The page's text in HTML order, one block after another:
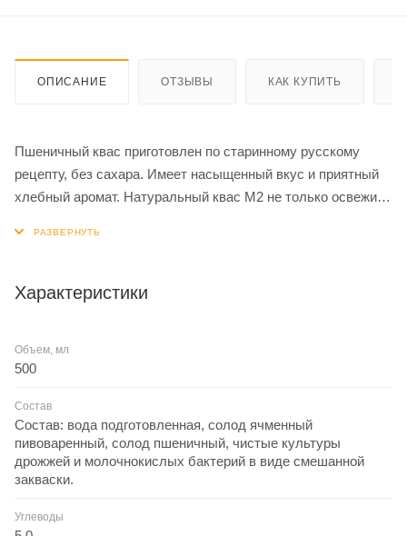
ОПИСАНИЕ ОТЗЫВЫ КАК КУПИТЬ
Пшеничный квас приготовлен по старинному русскому
рецепту, без сахара. Имеет насыщенный вкус и приятный
хлебный аромат. Натуральный квас М2 не только освежит
Регулярное употребление полезного кваса улучшает
нормализует пищеварение и даже помогает улучшить
зрение.
Пшеничный квас ранее был очень популярен, однако со
временем был вытеснен ржаным и в наше время почти не
производится. В М2 решили возродить интерес к этому
Характеристики
Объем, мл
500
Состав
Состав: вода подготовленная, солод ячменный
пивоваренный, солод пшеничный, чистые культуры
дрожжей и молочнокислых бактерий в виде смешанной
закваски.
Углеводы